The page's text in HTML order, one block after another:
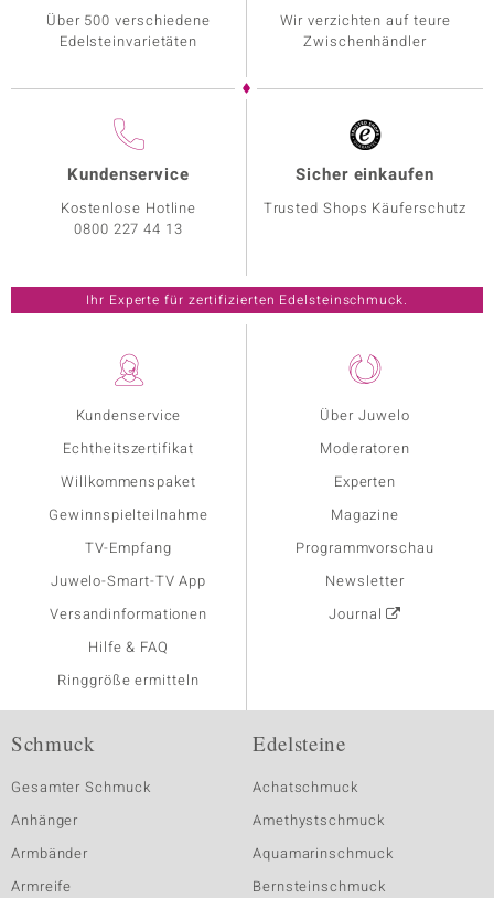
Kundenservice
Echtheitszertifikat
Willkommenspaket
Gewinnspielteilnahme
TV-Empfang
Juwelo-Smart-TV App
Versandinformationen
Hilfe & FAQ
Ringgröße ermitteln
Über Juwelo
Moderatoren
Experten
Magazine
Programmvorschau
Newsletter
Journal
Über 500 verschiedene
Edelsteinvarietäten
Wir verzichten auf teure
Zwischenhändler
Kundenservice
Kostenlose Hotline
0800 227 44 13
Sicher einkaufen
Trusted Shops Käuferschutz
Ihr Experte für zertifizierten Edelsteinschmuck.
Schmuck
Gesamter Schmuck
Anhänger
Armbänder
Armreife
Edelsteine
Achatschmuck
Amethystschmuck
Aquamarinschmuck
Bernsteinschmuck